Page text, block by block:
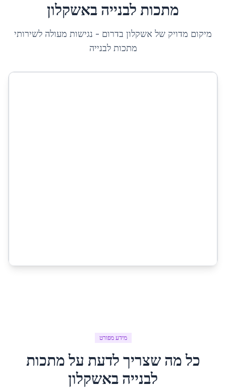
מתכות לבנייה באשקלון
מיקום מדויק של אשקלון בדרום - נגישות מעולה לשירותי
מתכות לבנייה
מידע מפורט
כל מה שצריך לדעת עלמתכות
לבנייה באשקלון